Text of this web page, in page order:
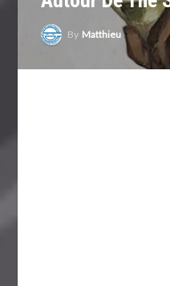
By Matthieu